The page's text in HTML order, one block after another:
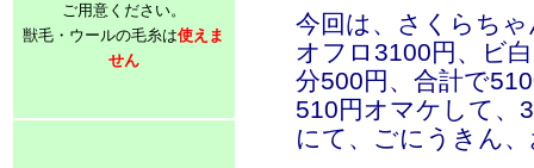
ご用意ください。
獣毛・ウールの毛糸は使えま
せん
今回は、さくらち
オフロ3100円、ビ
分500円、合計で
510円オマケして、
にて、ごにうきん